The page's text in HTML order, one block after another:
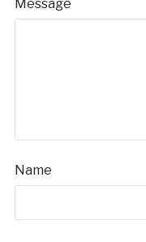
Message
Name